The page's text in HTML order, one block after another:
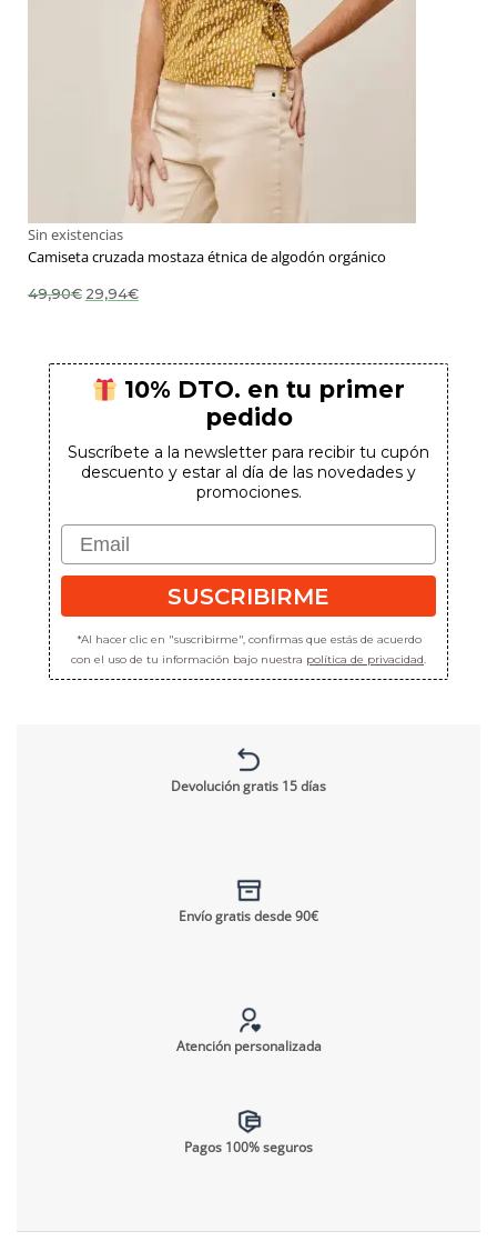
Sin existencias
Camiseta cruzada mostaza étnica de algodón orgánico
49,90€ El
precio
29,94€El
precio
10% DTO. en tu primer
pedido
Suscríbete a la newsletter para recibir tu cupón
descuento y estar al día de las novedades y
promociones.
Email
SUSCRIBIRME
*Al hacer clic en "suscribirme", confirmas que estás de acuerdo
con el uso de tu información bajo nuestra política de privacidad.
Devolución gratis 15 días
Envío gratis desde 90€
Atención personalizada
Pagos 100% seguros
10% DTO
¡Suscríbete para conseguirlo!
*Al hacer clic en "suscribirme", confirmas que estás de acuerdo con el uso
de tu información bajo nuestra